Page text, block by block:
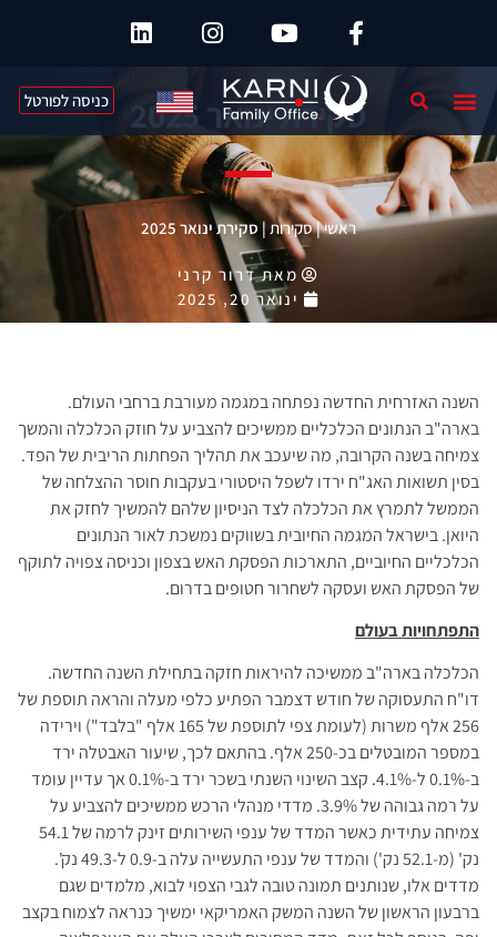
כניסה לפורטל סקירת ינואר 2025
ראשי|סקירות|סקירת ינואר 2025
מאתדרור קרני
ינואר 20, 2025
השנה האזרחית החדשה נפתחה במגמה מעורבת ברחבי העולם.
בארה"ב הנתונים הכלכליים ממשיכים להצביע על חוזק הכלכלה והמשך
צמיחה בשנה הקרובה, מה שיעכב את תהליך הפחתות הריבית של הפד.
בסין תשואות האג"ח ירדו לשפל היסטורי בעקבות חוסר ההצלחה של
הממשל לתמרץ את הכלכלה לצד הניסיון שלהם להמשיך לחזק את
היואן. בישראל המגמה החיובית בשווקים נמשכת לאור הנתונים
הכלכליים החיוביים, התארכות הפסקת האש בצפון וכניסה צפויה לתוקף
של הפסקת האש ועסקה לשחרור חטופים בדרום.
התפתחויות בעולם
הכלכלה בארה"ב ממשיכה להיראות חזקה בתחילת השנה החדשה.
דו"ח התעסוקה של חודש דצמבר הפתיע כלפי מעלה והראה תוספת של
256 אלף משרות (לעומת צפי לתוספת של 165 אלף "בלבד") וירידה
במספר המובטלים בכ-250 אלף. בהתאם לכך, שיעור האבטלה ירד
ב-0.1% ל-4.1%. קצב השינוי השנתי בשכר ירד ב-0.1% אך עדיין עומד
על רמה גבוהה של 3.9%. מדדי מנהלי הרכש ממשיכים להצביע על
צמיחה עתידית כאשר המדד של ענפי השירותים זינק לרמה של 54.1
נק' (מ-52.1 נק') והמדד של ענפי התעשייה עלה ב-0.9 ל-49.3 נק'.
מדדים אלו, שנותנים תמונה טובה לגבי הצפוי לבוא, מלמדים שגם
ברבעון הראשון של השנה המשק האמריקאי ימשיך כנראה לצמוח בקצב